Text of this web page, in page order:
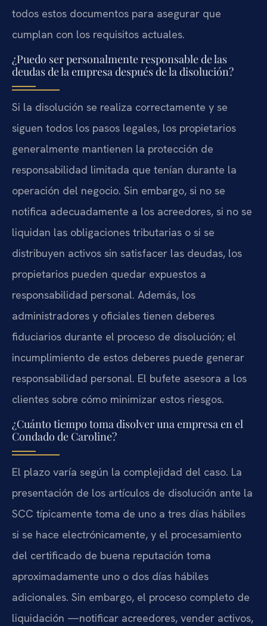
todos estos documentos para asegurar que
cumplan con los requisitos actuales.
¿Puedo ser personalmente responsable de las
deudas de la empresa después de la disolución?
Si la disolución se realiza correctamente y se
siguen todos los pasos legales, los propietarios
generalmente mantienen la protección de
responsabilidad limitada que tenían durante la
operación del negocio. Sin embargo, si no se
notifica adecuadamente a los acreedores, si no se
liquidan las obligaciones tributarias o si se
distribuyen activos sin satisfacer las deudas, los
propietarios pueden quedar expuestos a
responsabilidad personal. Además, los
administradores y oficiales tienen deberes
fiduciarios durante el proceso de disolución; el
incumplimiento de estos deberes puede generar
responsabilidad personal. El bufete asesora a los
clientes sobre cómo minimizar estos riesgos.
¿Cuánto tiempo toma disolver una empresa en el
Condado de Caroline?
El plazo varía según la complejidad del caso. La
presentación de los artículos de disolución ante la
SCC típicamente toma de uno a tres días hábiles
si se hace electrónicamente, y el procesamiento
del certificado de buena reputación toma
aproximadamente uno o dos días hábiles
adicionales. Sin embargo, el proceso completo de
liquidación —notificar acreedores, vender activos,